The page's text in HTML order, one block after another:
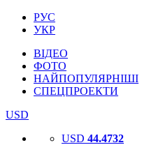
РУС
УКР
ВІДЕО
ФОТО
НАЙПОПУЛЯРНІШІ
СПЕЦПРОЕКТИ
USD
USD 44.4732